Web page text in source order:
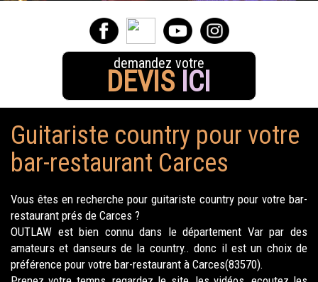
demandez votre
DEVIS ICI
Guitariste country pour votre
bar-restaurant Carces
Vous êtes en recherche pour guitariste country pour votre bar-
restaurant prés de Carces ?
OUTLAW est bien connu dans le département Var par des
amateurs et danseurs de la country.. donc il est un choix de
préférence pour votre bar-restaurant à Carces(83570).